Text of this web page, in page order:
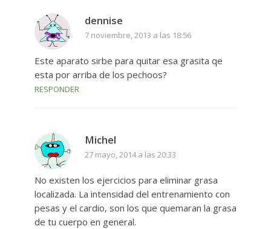
dennise
7 noviembre, 2013 a las 18:56
Este aparato sirbe para quitar esa grasita qe
esta por arriba de los pechoos?
RESPONDER
Michel
27 mayo, 2014 a las 20:33
No existen los ejercicios para eliminar grasa
localizada. La intensidad del entrenamiento con
pesas y el cardio, son los que quemaran la grasa
de tu cuerpo en general.